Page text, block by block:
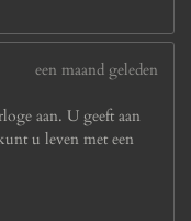
een maand geleden
aan. U geeft aan
u leven met een